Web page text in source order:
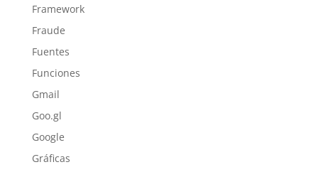
Framework
Fraude
Fuentes
Funciones
Gmail
Goo.gl
Google
Gráficas